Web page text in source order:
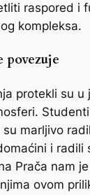
raspored i
kompleksa.
povezuje
protekli su u
marljivo
i radili
Prača nam
ovom